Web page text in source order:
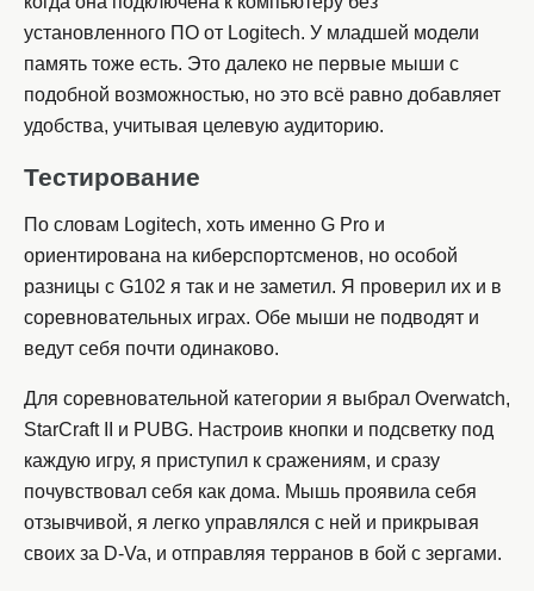
установленного ПО от Logitech. У младшей модели
память тоже есть. Это далеко не первые мыши с
подобной возможностью, но это всё равно добавляет
удобства, учитывая целевую аудиторию.
Тестирование
По словам Logitech, хоть именно G Pro и
ориентирована на киберспортсменов, но особой
разницы с G102 я так и не заметил. Я проверил их и в
соревновательных играх. Обе мыши не подводят и
ведут себя почти одинаково.
Для соревновательной категории я выбрал Overwatch,
StarCraft II и PUBG. Настроив кнопки и подсветку под
каждую игру, я приступил к сражениям, и сразу
почувствовал себя как дома. Мышь проявила себя
отзывчивой, я легко управлялся с ней и прикрывая
своих за D-Va, и отправляя терранов в бой с зергами.